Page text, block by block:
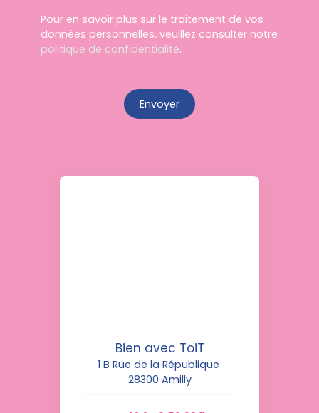
Pour en savoir plus sur le traitement de vos
données personnelles, veuillez consulter notre
politique de confidentialité.
Envoyer
Bien avec ToiT
1 B Rue de la République
28300 Amilly